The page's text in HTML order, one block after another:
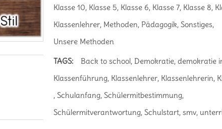
Klasse 10, Klasse 5, Klasse 6, Klasse 7, Klasse 8,
Klassenlehrer, Methoden, Pädagogik,Sonstiges,
Unsere Methoden
TAGS: Back to school, Demokratie,demokratie
Klassenführung, Klassenlehrer, Klassenlehrerin,
,Schulanfang,Schülermitbestimmung,
Schülermitverantwortung,Schulstart,smv,